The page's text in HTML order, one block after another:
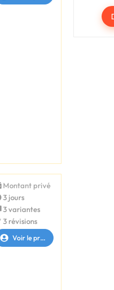
Montant privé
3 jours
3 variantes
3 révisions
Voir le profil